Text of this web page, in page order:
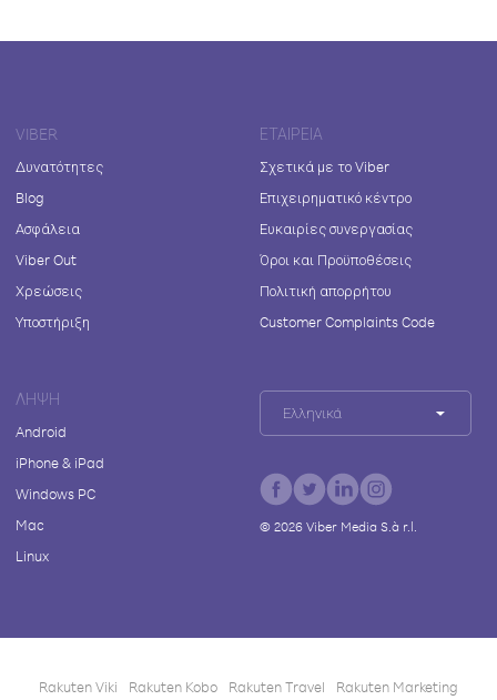
VIBER
Δυνατότητες
Blog
Ασφάλεια
Viber Out
Χρεώσεις
Υποστήριξη
ΕΤΑΙΡΕΊΑ
Σχετικά με το Viber
Επιχειρηματικό κέντρο
Ευκαιρίες συνεργασίας
Όροι και Προϋποθέσεις
Πολιτική απορρήτου
Customer Complaints Code
ΛΉΨΗ
Android
iPhone & iPad
Windows PC
Mac
Linux
Ελληνικά
© 2026Viber Media S.à r.l.
Rakuten Viki Rakuten Kobo Rakuten Travel Rakuten Marketing